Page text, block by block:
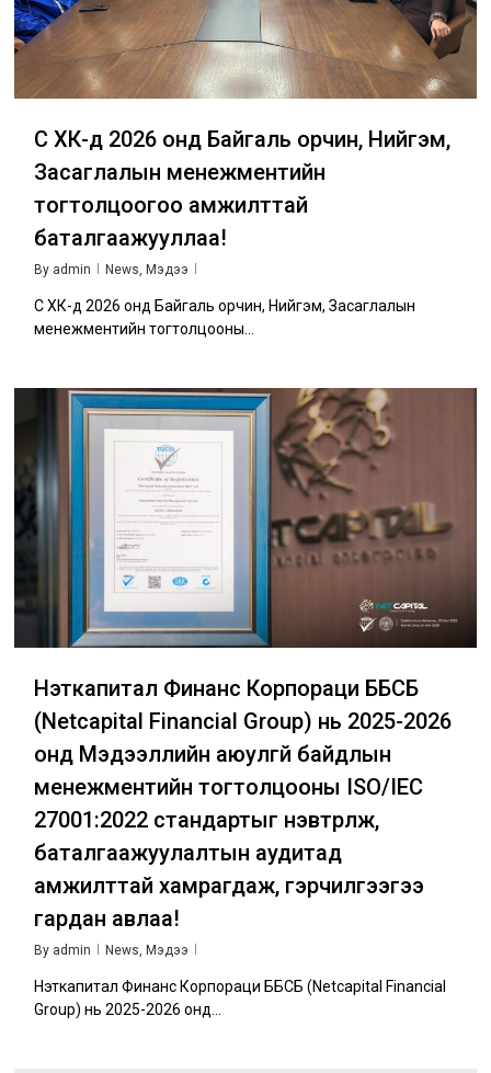
Сүү ХК-д 2026 онд Байгаль орчин, Нийгэм,
Засаглалын менежментийн
тогтолцоогоо амжилттай
баталгаажууллаа!
By admin News,Мэдээ
Сүү ХК-д 2026 онд Байгаль орчин, Нийгэм, Засаглалын
менежментийн тогтолцооны...
Нэткапитал Финанс Корпораци ББСБ
(Netcapital Financial Group) нь 2025-2026
онд Мэдээллийн аюулгүй байдлын
менежментийн тогтолцооны ISO/IEC
27001:2022 стандартыг нэвтрүүлж,
баталгаажуулалтын аудитад
амжилттай хамрагдаж, гэрчилгээгээ
гардан авлаа!
By admin News ,Мэдээ
Нэткапитал Финанс Корпораци ББСБ (Netcapital Financial
Group) нь 2025-2026 онд...